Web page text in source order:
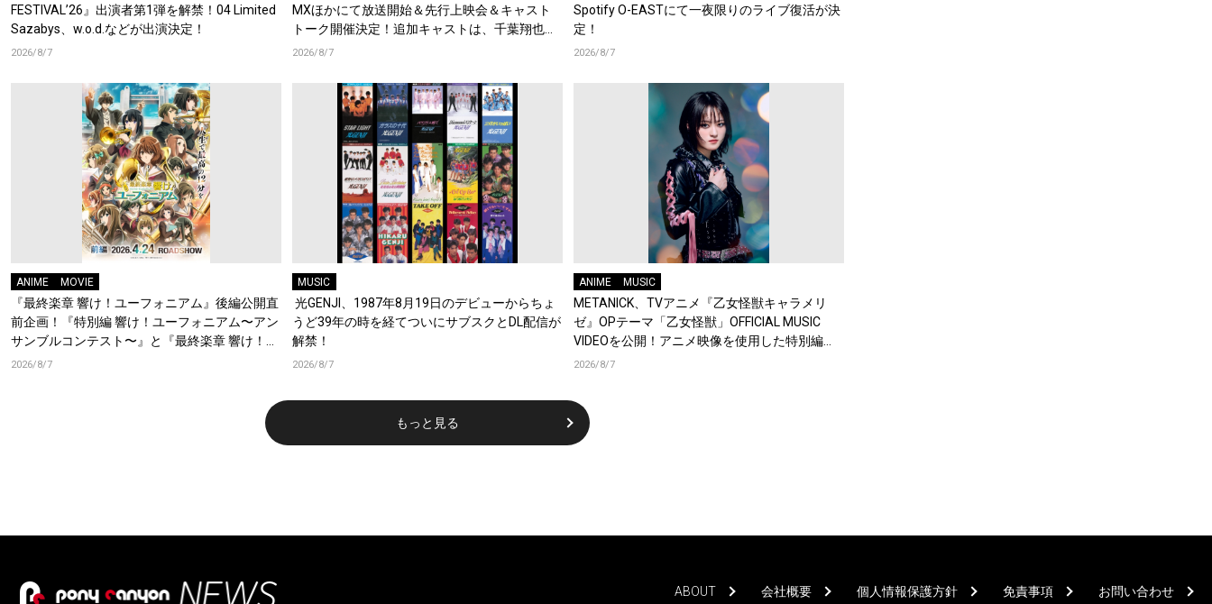
FESTIVAL’26』出演者第1弾を解禁！04 Limited
Sazabys、w.o.d.などが出演決定！
2026/8/7
MXほかにて放送開始＆先行上映会＆キャスト
トーク開催決定！追加キャストは、千葉翔也、
梶原岳人、堀江瞬、綿貫竜之介！PV第1弾公
2026/8/7
Spotify O-EASTにて一夜限りのライブ復活が決
定！
2026/8/7
ANIME MOVIE
『最終楽章 響け！ユーフォニアム』後編公開直
前企画！『特別編 響け！ユーフォニアム〜アン
サンブルコンテスト〜』と『最終楽章 響け！ユ
ーフォニアム』前編の一挙上映が決定！
2026/8/7
MUSIC
光GENJI、1987年8月19日のデビューからちょ
うど39年の時を経てついにサブスクとDL配信が
解禁！
2026/8/7
ANIME MUSIC
METANICK、TVアニメ『乙女怪獣キャラメリ
ゼ』OPテーマ「乙女怪獣」OFFICIAL MUSIC
VIDEOを公開！アニメ映像を使用した特別編
集！
2026/8/7
もっと見る
ABOUT 会社概要 個人情報保護方針 免責事項 お問い合わせ